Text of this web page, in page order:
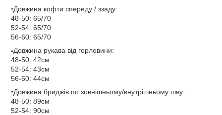
▫️Довжина кофти спереду / ззаду:
48-50: 65/70
52-54: 65/70
56-60: 65/70
▫️Довжина рукава від горловини:
48-50: 42см
52-54: 43см
56-60: 44см
▫️Довжина бриджів по зовнішньому/внутрішньому шву:
48-50: 89см
52-54: 90см